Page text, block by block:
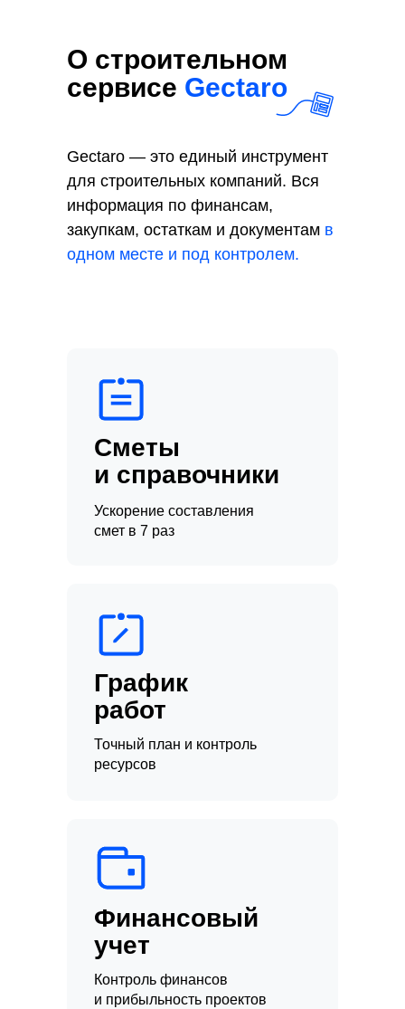
О строительном
сервисе Gectaro
Gectaro — это единый инструмент
для строительных компаний. Вся
информация по финансам,
закупкам, остаткам и документам в
одном месте и под контролем.
Сметы
и справочники
Ускорение составления
смет в 7 раз
График
работ
Точный план и контроль
ресурсов
Финансовый
учет
Контроль финансов
и прибыльность проектов